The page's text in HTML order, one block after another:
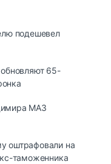
подешевел
65-
МАЗ
оштрафовали на
таможенника